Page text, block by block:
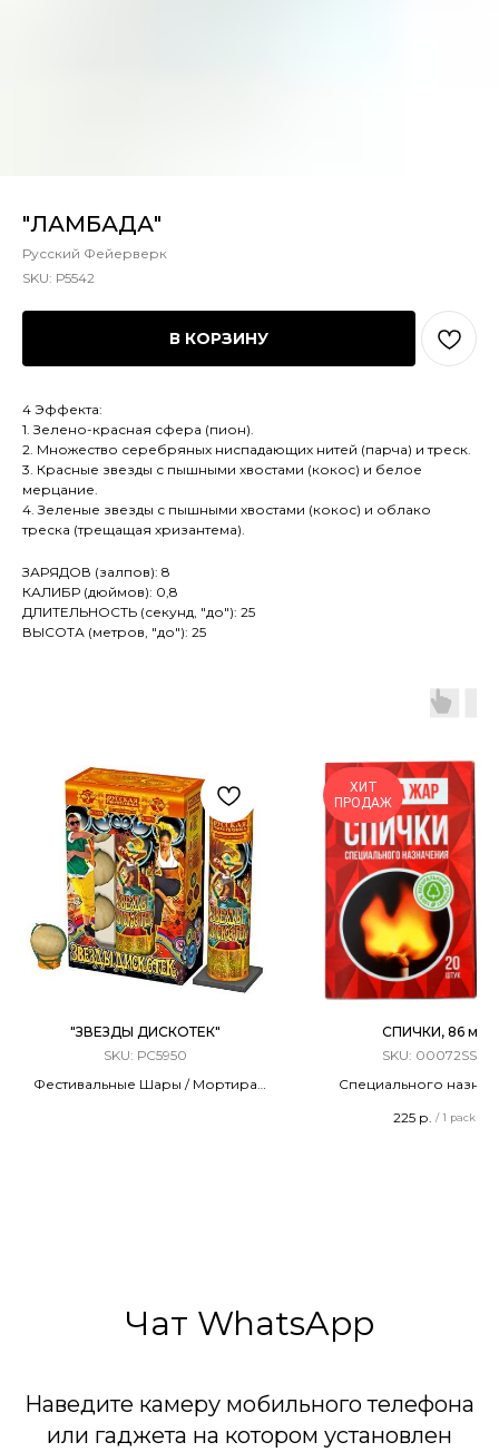
"ЛАМБАДА"
Русский Фейерверк
SKU: Р5542
В КОРЗИНУ
4 Эффекта:
1. Зелено-красная сфера (пион).
2. Множество серебряных ниспадающих нитей (парча) и треск.
3. Красные звезды с пышными хвостами (кокос) и белое
мерцание.
4. Зеленые звезды с пышными хвостами (кокос) и облако
треска (трещащая хризантема).
ЗАРЯДОВ (залпов): 8
КАЛИБР (дюймов): 0,8
ДЛИТЕЛЬНОСТЬ (секунд, "до"): 25
ВЫСОТА (метров, "до"): 25
"ЗВЕЗДЫ ДИСКОТЕК"
SKU: РС5950
Фестивальные Шары / Мортира
ХИТ
ПРОДАЖ
СПИЧКИ, 86 мм
SKU: 00072SSN
Специального
Длина - 86 мм
225 р. / 1 pack
Чат WhatsApp
Наведите камеру мобильного телефона
или гаджета на котором установлен